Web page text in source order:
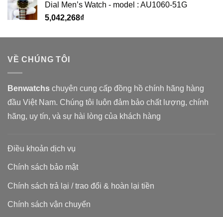
Dial Men’s Watch - model : AU1060-51G
5,042,268₫
VỀ CHÚNG TÔI
Benwatchs chuyên cung cấp đồng hồ chính hãng hàng
đầu Việt Nam. Chúng tôi luôn đảm bảo chất lượng, chính
hãng, uy tín, và sự hài lòng của khách hàng
Điều khoản dịch vụ
Chính sách bảo mật
Chính sách trả lại / trao đổi & hoàn lại tiền
Chính sách vận chuyển